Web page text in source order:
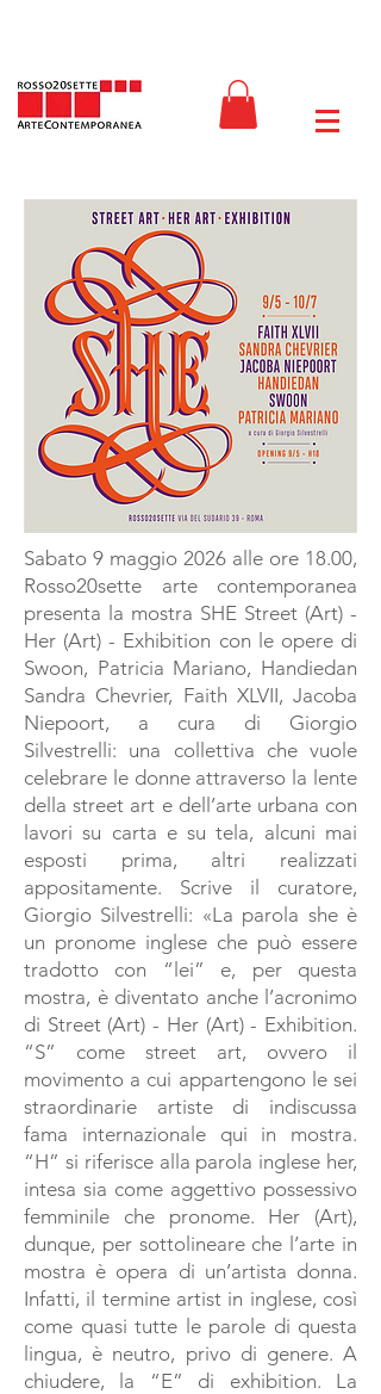
Sabato 9 maggio 2026 alle ore 18.00,
Rosso20sette arte contemporanea
presenta la mostra SHE Street (Art) -
Her (Art) - Exhibition con le opere di
Swoon, Patricia Mariano, Handiedan
Sandra Chevrier, Faith XLVII, Jacoba
Niepoort, a cura di Giorgio
Silvestrelli: una collettiva che vuole
celebrare le donne attraverso la lente
della street art e dell’arte urbana con
lavori su carta e su tela, alcuni mai
esposti prima, altri realizzati
appositamente. Scrive il curatore,
Giorgio Silvestrelli: «La parola she è
un pronome inglese che può essere
tradotto con “lei” e, per questa
mostra, è diventato anche l’acronimo
di Street (Art) - Her (Art) - Exhibition.
“S” come street art, ovvero il
movimento a cui appartengono le sei
straordinarie artiste di indiscussa
fama internazionale qui in mostra.
“H” si riferisce alla parola inglese her,
intesa sia come aggettivo possessivo
femminile che pronome. Her (Art),
dunque, per sottolineare che l’arte in
mostra è opera di un’artista donna.
Infatti, il termine artist in inglese, così
come quasi tutte le parole di questa
lingua, è neutro, privo di genere. A
chiudere, la “E” di exhibition. La